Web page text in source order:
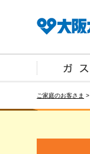
ご家庭のお客さま >